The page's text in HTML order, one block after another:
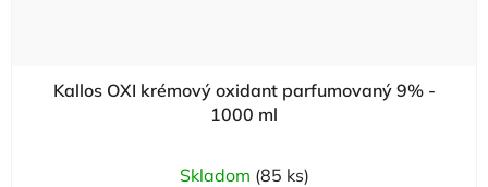
Kallos OXI krémový oxidant parfumovaný 9% -
1000 ml
Skladom (85 ks)